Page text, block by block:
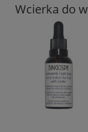
Wcierka do